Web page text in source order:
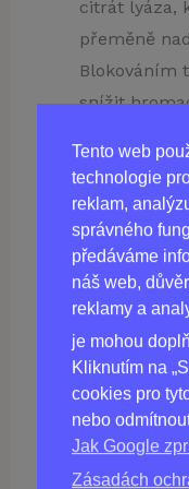
Tento web
technologie
reklam,
správného
předáváme
náš web,
reklamy a
je mohou
Kliknutím na
cookies pro
nebo
Jak Google
Zásadách
citrát lyáza,
přeměně
Blokováním
snížit
Extrakt z
a zánětu v
Semena
který
energetické
zvyšuje
Extrakt z
termogenezi
zvyšuje